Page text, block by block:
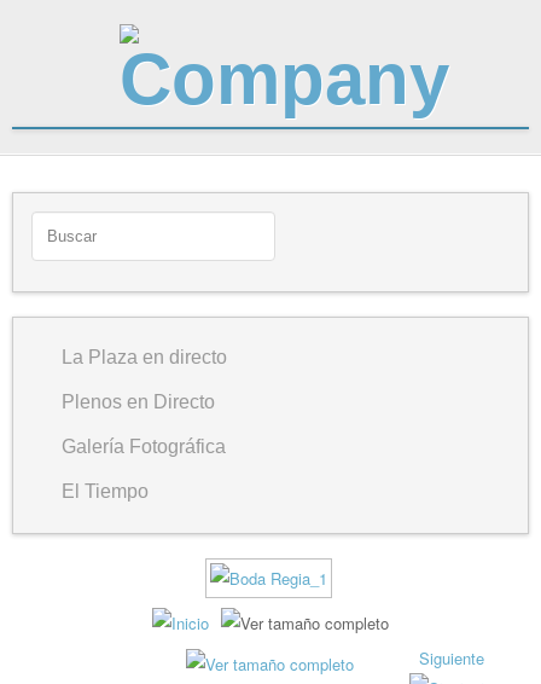
La Plaza en directo
Plenos en Directo
Galería Fotográfica
El Tiempo
Siguiente